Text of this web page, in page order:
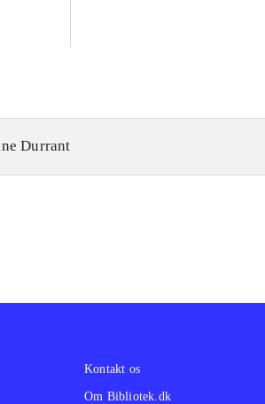
Durrant
Kontakt os
Om Bibliotek.dk